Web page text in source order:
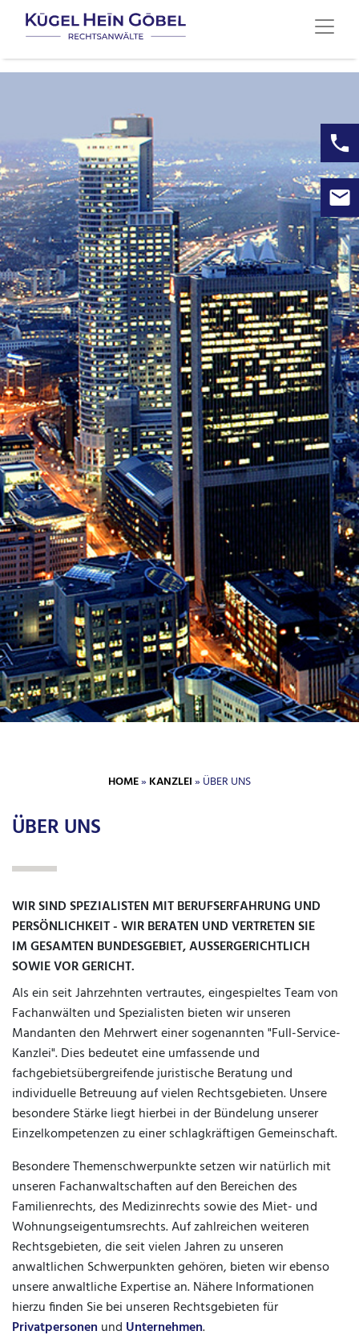
HOME» KANZLEI» ÜBER UNS
ÜBER UNS
WIR SIND SPEZIALISTEN MIT BERUFSERFAHRUNG UND
PERSÖNLICHKEIT - WIR BERATEN UND VERTRETEN SIE
IM GESAMTEN BUNDESGEBIET, AUSSERGERICHTLICH S
OWIE VOR GERICHT.
Als ein seit Jahrzehnten vertrautes, eingespieltes Team von
Fachanwälten und Spezialisten bieten wir unseren
Mandanten den Mehrwert einer sogenannten "Full-Service-
Kanzlei". Dies bedeutet eine umfassende und
fachgebietsübergreifende juristische Beratung und
individuelle Betreuung auf vielen Rechtsgebieten.Unsere
besondere Stärke liegt hierbei in der Bündelung unserer
Einzelkompetenzen zu einer schlagkräftigen Gemeinschaft.
Besondere Themenschwerpunkte setzen wir natürlich mit
unseren Fachanwaltschaften auf den Bereichen des
Familienrechts,des Medizinrechts sowie des Miet- und
Wohnungseigentumsrechts. Auf zahlreichen weiteren
Rechtsgebieten, die seit vielen Jahren zu unseren
anwaltlichen Schwerpunkten gehören, bieten wir ebenso
unsere anwaltliche Expertise an. Nähere Informationen
hierzu finden Sie bei unseren Rechtsgebieten für
Privatpersonen und Unternehmen.